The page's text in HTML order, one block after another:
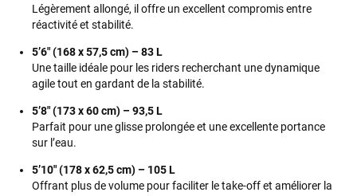
Légèrement allongé, il offre un excellent compromis entre
réactivité et stabilité.
5’6" (168 x 57,5 cm) – 83 L
Une taille idéale pour les riders recherchant une dynamique
agile tout en gardant de la stabilité.
5’8" (173 x 60 cm) – 93,5 L
Parfait pour une glisse prolongée et une excellente portance
sur l’eau.
5’10" (178 x 62,5 cm) – 105 L
Offrant plus de volume pour faciliter le take-off et améliorer la